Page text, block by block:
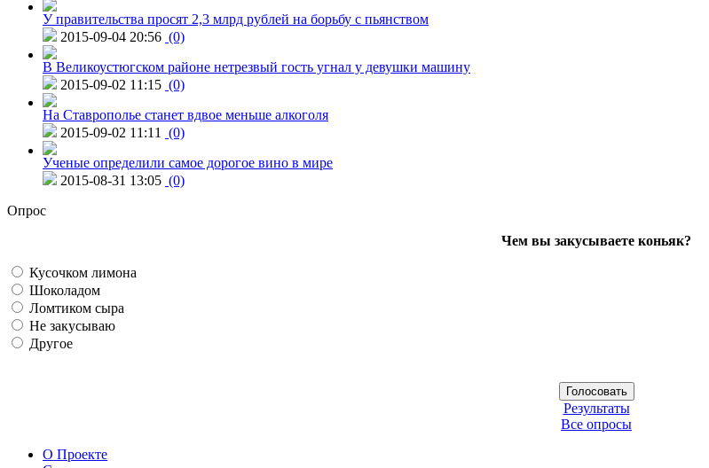
У правительства просят 2,3 млрд рублей на борьбу с пьянством
2015-09-04 20:56 (0)
В Великоустюгском районе нетрезвый гость угнал у девушки машину
2015-09-02 11:15 (0)
На Ставрополье станет вдвое меньше алкоголя
2015-09-02 11:11
(0)
Ученые определили самое дорогое вино в мире
2015-08-31 13:05 (0)
Опрос
Чем вы закусываете коньяк?
Кусочком лимона
Шоколадом
Ломтиком сыра
Не закусываю
Другое
Результаты
Все опросы
О Проекте